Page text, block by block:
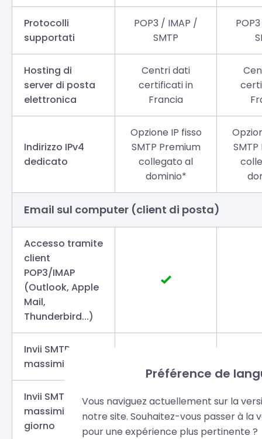
Protocolli
supportati
POP3 / IMAP /
SMTP
Hosting di
server di posta
elettronica
Centri dati
certificati in
Francia
Indirizzo IPv4
dedicato
Opzione IP fisso
SMTP Premium
collegato al
dominio*
Email sul computer (client di posta)
Accesso tramite
client
POP3/IMAP
(Outlook, Apple
Mail,
Thunderbird...)
Invii SMTP
massimi all'ora
Invii SMTP
massimi al
giorno
2400
Préférence de
Vous naviguez actuellement sur la
notre site. Souhaitez-vous passer à la
pour une expérience plus pertinente ?